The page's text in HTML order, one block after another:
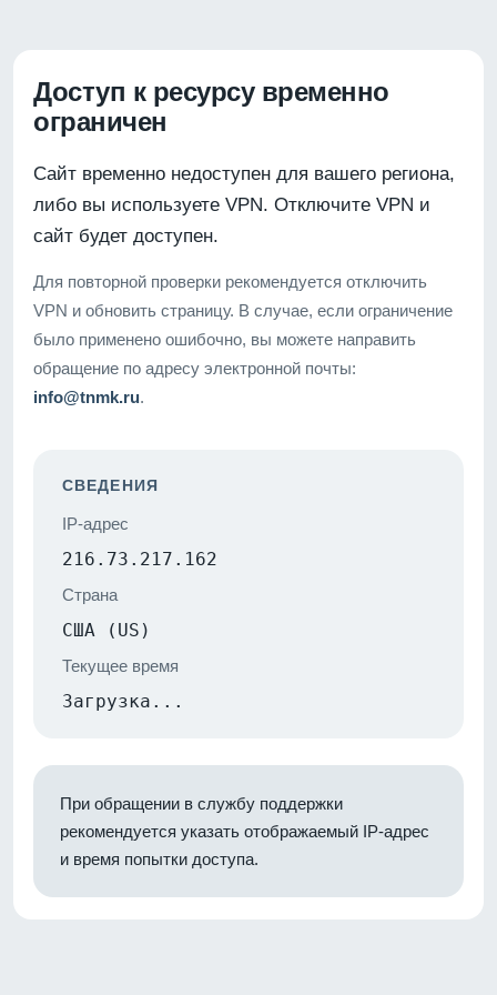
Доступ к ресурсу временно
ограничен
Сайт временно недоступен для вашего региона,
либо вы используете VPN. Отключите VPN и
сайт будет доступен.
Для повторной проверки рекомендуется отключить
VPN и обновить страницу. В случае, если ограничение
было применено ошибочно, вы можете направить
обращение по адресу электронной почты:
info@tnmk.ru.
СВЕДЕНИЯ
IP-адрес
216.73.217.162
Страна
США (US)
Текущее время
Загрузка...
При обращении в службу поддержки
рекомендуется указать отображаемый IP-адрес
и время попытки доступа.